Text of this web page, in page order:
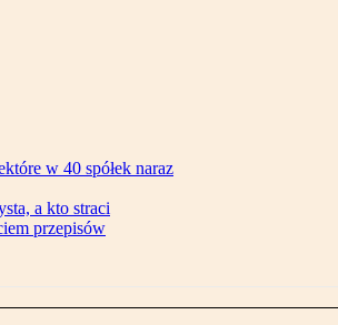
w 40 spółek naraz
a kto straci
przepisów